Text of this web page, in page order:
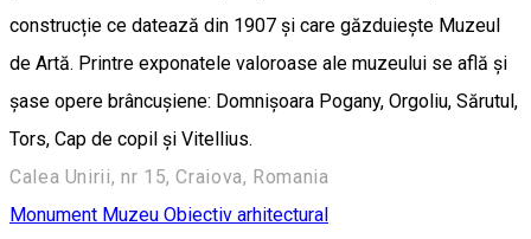
construcție ce datează din 1907 și care găzduiește Muzeul
de Artă. Printre exponatele valoroase ale muzeului se află și
șase opere brâncușiene: Domnișoara Pogany, Orgoliu, Sărutul,
Tors, Cap de copil și Vitellius.
Calea Unirii, nr 15, Craiova, Romania
Monument Muzeu Obiectiv arhitectural